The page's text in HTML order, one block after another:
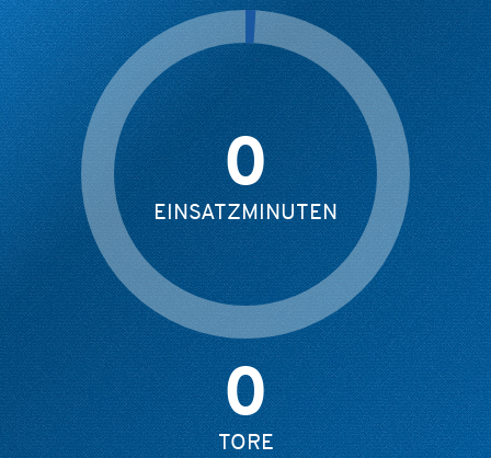
0
EINSATZMINUTEN
0
TORE